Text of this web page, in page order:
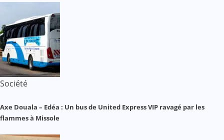
Société
Axe Douala – Edéa : Un bus de United Express VIP ravagé par les
flammes à Missole